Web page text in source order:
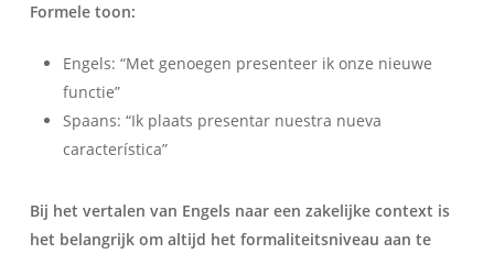
Formele toon:
Engels: “Met genoegen presenteer ik onze nieuwe
functie”
Spaans: “Ik plaats presentar nuestra nueva
característica”
Bij het vertalen van Engels naar een zakelijke context is
het belangrijk om altijd het formaliteitsniveau aan te